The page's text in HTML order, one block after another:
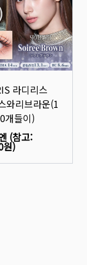
라디리스
와리브라운(1
개들이)
(참고:
원)